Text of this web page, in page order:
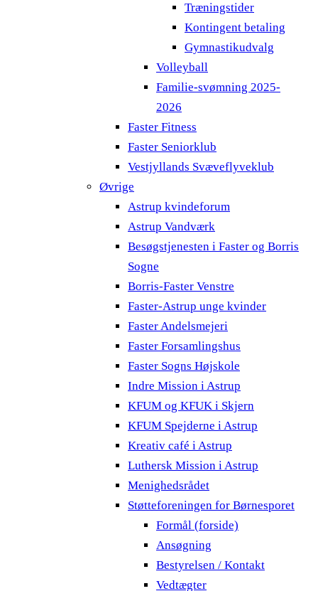
Træningstider
Kontingent betaling
Gymnastikudvalg
Volleyball
Familie-svømning 2025-
2026
Faster Fitness
Faster Seniorklub
Vestjyllands Svæveflyveklub
Øvrige
Astrup kvindeforum
Astrup Vandværk
Besøgstjenesten i Faster og Borris
Sogne
Borris-Faster Venstre
Faster-Astrup unge kvinder
Faster Andelsmejeri
Faster Forsamlingshus
Faster Sogns Højskole
Indre Mission i Astrup
KFUM og KFUK i Skjern
KFUM Spejderne i Astrup
Kreativ café i Astrup
Luthersk Mission i Astrup
Menighedsrådet
Støtteforeningen for Børnesporet
Formål (forside)
Ansøgning
Bestyrelsen / Kontakt
Vedtægter